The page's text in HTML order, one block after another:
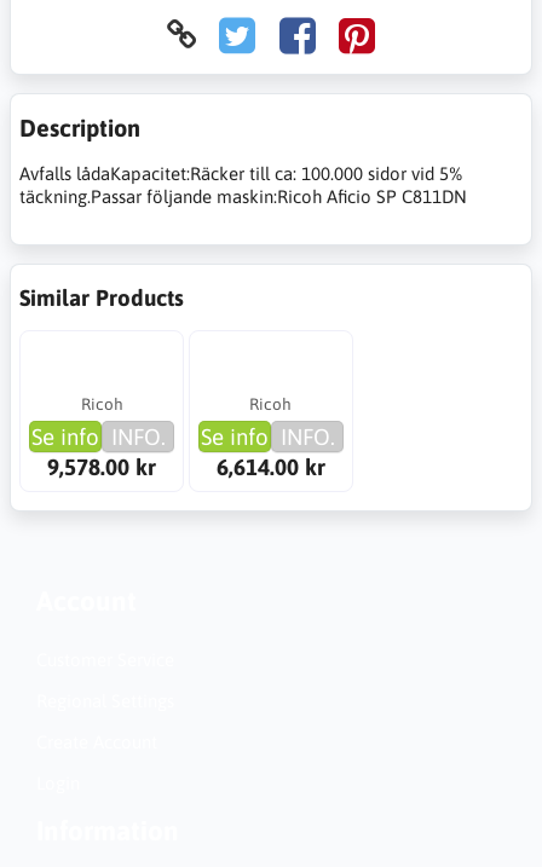
Description
Avfalls lådaKapacitet:Räcker till ca: 100.000 sidor vid 5%
täckning.Passar följande maskin:Ricoh Aficio SP C811DN
Similar Products
Ricoh
Se info INFO.
9,578.00 kr
Ricoh
Se info INFO.
6,614.00 kr